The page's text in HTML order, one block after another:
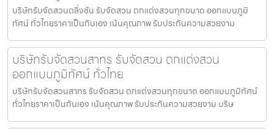
บริษัทรับจัดสวนตลิ่งชัน รับจัดสวน ตกแต่งสวนทุกขนาด ออกแบบภูมิ
ทัศน์ ทั่วไทยราคาเป็นกันเอง เน้นคุณภาพ รับประกันความสวยงาม
บริษัทรับจัดสวนสาทร รับจัดสวน ตกแต่งสวน
ออกแบบภูมิทัศน์ ทั่วไทย
บริษัทรับจัดสวนสาทร รับจัดสวน ตกแต่งสวนทุกขนาด ออกแบบภูมิทัศน์
ทั่วไทยราคาเป็นกันเอง เน้นคุณภาพ รับประกันความสวยงาม บริษ